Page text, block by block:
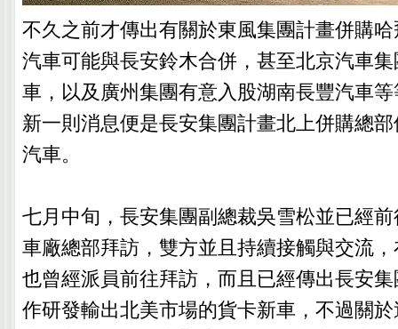
不久之前才傳出有關於東風集團計畫併購
汽車可能與長安鈴木合併，甚至北京汽車
車，以及廣州集團有意入股湖南長豐汽車
新一則消息便是長安集團計畫北上併購總
汽車。
七月中旬，長安集團副總裁吳雪松並已經
車廠總部拜訪，雙方並且持續接觸與交流
也曾經派員前往拜訪，而且已經傳出長安
作研發輸出北美市場的貨卡新車，不過關